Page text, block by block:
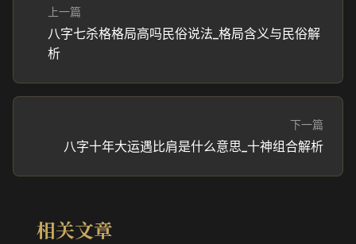
上一篇
八字七杀格格局高吗民俗说法_格局含义与民俗解
析
下一篇
八字十年大运遇比肩是什么意思_十神组合解析
相关文章